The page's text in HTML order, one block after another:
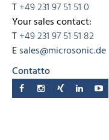
T+49 231 97 51 51 0
Your sales contact:
T+49 231 97 51 51 82
Esales@microsonic.de
Contatto